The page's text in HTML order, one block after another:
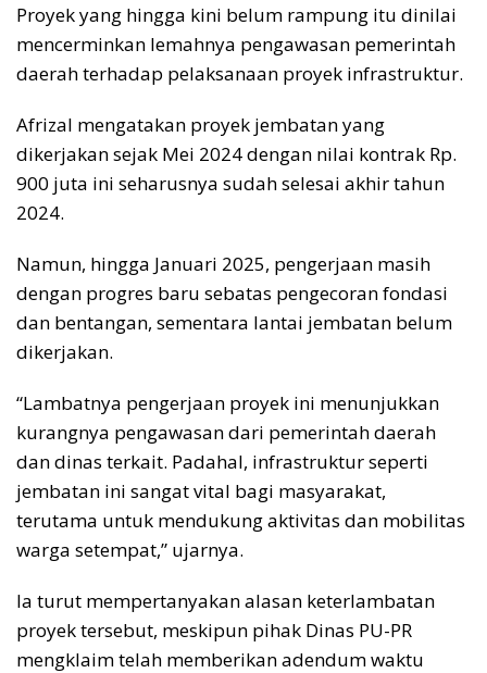
Proyek yang hingga kini belum rampung itu dinilai
mencerminkan lemahnya pengawasan pemerintah
daerah terhadap pelaksanaan proyek infrastruktur.
Afrizal mengatakan proyek jembatan yang
dikerjakan sejak Mei 2024 dengan nilai kontrak Rp.
900 juta ini seharusnya sudah selesai akhir tahun
2024.
Namun, hingga Januari 2025, pengerjaan masih
dengan progres baru sebatas pengecoran fondasi
dan bentangan, sementara lantai jembatan belum
dikerjakan.
“Lambatnya pengerjaan proyek ini menunjukkan
kurangnya pengawasan dari pemerintah daerah
dan dinas terkait. Padahal, infrastruktur seperti
jembatan ini sangat vital bagi masyarakat,
terutama untuk mendukung aktivitas dan mobilitas
warga setempat,” ujarnya.
Ia turut mempertanyakan alasan keterlambatan
proyek tersebut, meskipun pihak Dinas PU-PR
mengklaim telah memberikan adendum waktu